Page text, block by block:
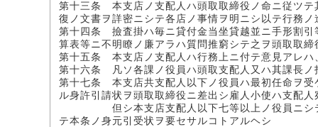
第十三条 本支店ノ支配人ハ頭取取締役ノ命ニ従ツテ
復ノ文書ヲ詳密ニシテ各店ノ事情ヲ明ニシ以テ行務ノ
第十四条 撿査掛ハ毎ニ貸付金当坐貸越並ニ手形割引
算表等ニ不明瞭ノ廉アラハ質問推窮シテ之ヲ頭取取締
第十五条 本支店ノ支配人ハ行務上ニ付テ意見アレハ
第十六条 凡ソ各課ノ役員ハ頭取支配人又ハ其課長
第十七条 本支店共支配人以下ノ役員ハ最初任命ヲ受
ル身許引請状ヲ頭取取締役ニ差出シ雇人小使ハ支配
但シ本支店支配人以下七等以上ノ役員ニシテ左
テ本条ノ身元引受状ヲ要セサルコトアルヘシ